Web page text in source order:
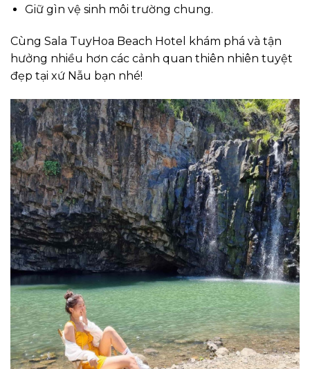
Giữ gìn vệ sinh môi trường chung.
Cùng Sala TuyHoa Beach Hotel khám phá và tận
hưởng nhiều hơn các cảnh quan thiên nhiên tuyệt
đẹp tại xứ Nẫu bạn nhé!